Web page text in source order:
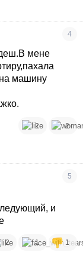
4
мене
на машину
2 2
5
и
2 1 1